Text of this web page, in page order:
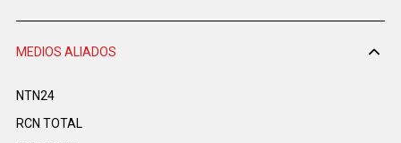
MEDIOS ALIADOS
NTN24
RCN TOTAL